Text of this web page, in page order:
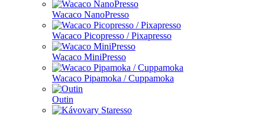
Wacaco NanoPresso
Wacaco Picopresso / Pixapresso
Wacaco MiniPresso
Wacaco Pipamoka / Cuppamoka
Outin